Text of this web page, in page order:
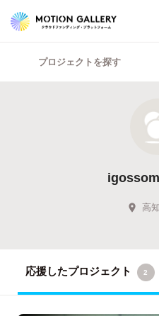
プロジェクトを探す
高
応援したプロジェクト 2